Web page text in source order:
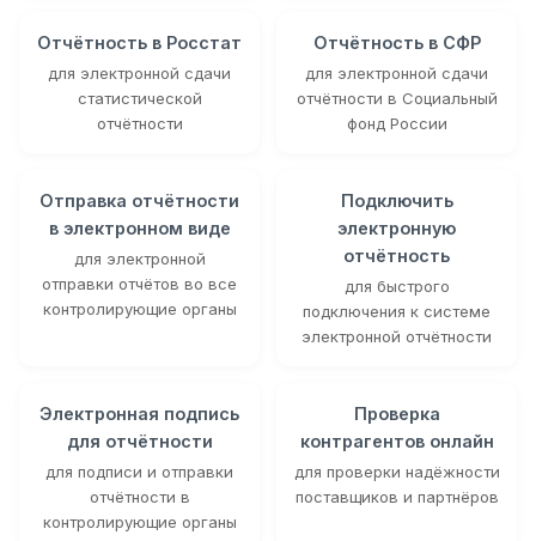
Отчётность в Росстат
для электронной сдачи
статистической
отчётности
Отчётность в СФР
для электронной сдачи
отчётности в Социальный
фонд России
Отправка отчётности
в электронном виде
для электронной
отправки отчётов во все
контролирующие органы
Подключить
электронную
отчётность
для быстрого
подключения к системе
электронной отчётности
Электронная подпись
для отчётности
для подписи и отправки
отчётности в
контролирующие органы
Проверка
контрагентов онлайн
для проверки надёжности
поставщиков и партнёров